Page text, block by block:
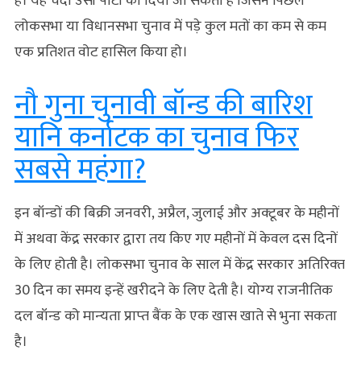
लोकसभा या विधानसभा चुनाव में पड़े कुल मतों का कम से कम
एक प्रतिशत वोट हासिल किया हो।
नौ गुना चुनावी बॉन्ड की बारिश
यानि कर्नाटक का चुनाव फिर
सबसे महंगा?
इन बॉन्‍डों की बिक्री जनवरी, अप्रैल, जुलाई और अक्‍टूबर के महीनों
में अथवा केंद्र सरकार द्वारा तय किए गए महीनों में केवल दस दिनों
के लिए होती है। लोकसभा चुनाव के साल में केंद्र सरकार अतिरिक्‍त
30 दिन का समय इन्‍हें खरीदने के लिए देती है। योग्‍य राजनीतिक
दल बॉन्‍ड को मान्‍यता प्राप्‍त बैंक के एक खास खाते से भुना सकता
है।